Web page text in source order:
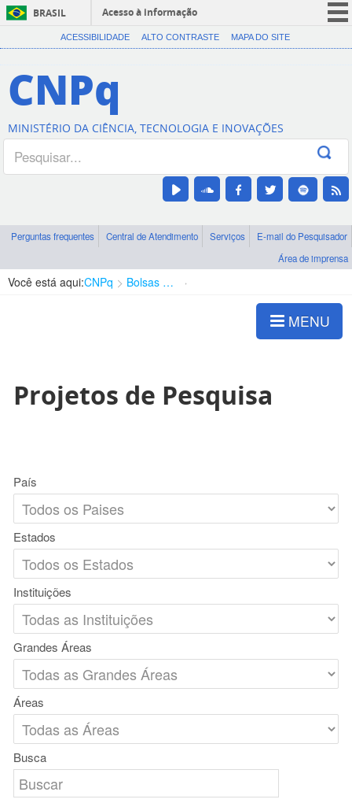
BRASIL
Acesso à informação
CORONAVÍRUS (COVID-19)
Canais
ACESSIBILIDADE ALTO CONTRASTE MAPA DO SITE
CNPq
MINISTÉRIO DA CIÊNCIA, TECNOLOGIA E INOVAÇÕES
Perguntas frequentes Central de Atendimento Serviços
E-mail do Pesquisador
Área de imprensa
Você está aqui:CNPq Bolsas e Auxílios Vigentes
MENU
Projetos de Pesquisa
País
Estados
Instituições
Grandes Áreas
Áreas
Busca